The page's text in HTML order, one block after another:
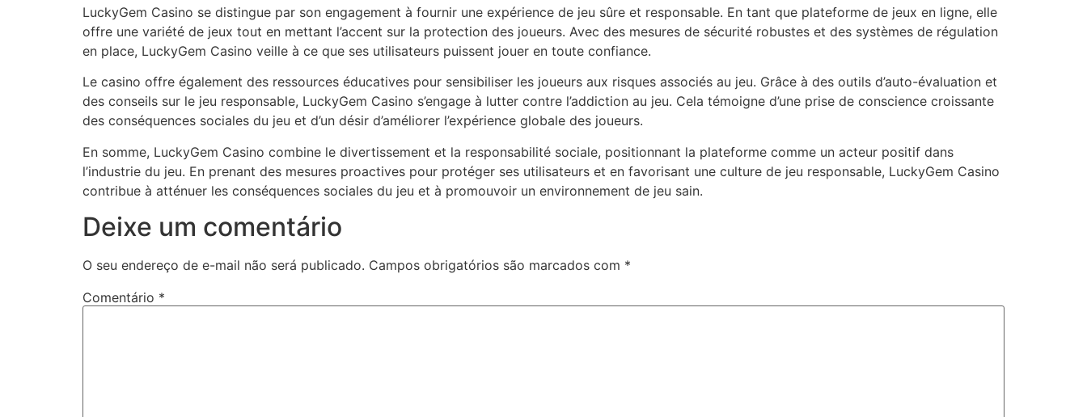
LuckyGem Casino se distingue par son engagement à fournir une expérience de jeu sûre et responsable. En tant que plateforme de jeux en ligne, elle
offre une variété de jeux tout en mettant l’accent sur la protection des joueurs. Avec des mesures de sécurité robustes et des systèmes de régulation
en place, LuckyGem Casino veille à ce que ses utilisateurs puissent jouer en toute confiance.
Le casino offre également des ressources éducatives pour sensibiliser les joueurs aux risques associés au jeu. Grâce à des outils d’auto-évaluation et
des conseils sur le jeu responsable, LuckyGem Casino s’engage à lutter contre l’addiction au jeu. Cela témoigne d’une prise de conscience croissante
des conséquences sociales du jeu et d’un désir d’améliorer l’expérience globale des joueurs.
En somme, LuckyGem Casino combine le divertissement et la responsabilité sociale, positionnant la plateforme comme un acteur positif dans
l’industrie du jeu. En prenant des mesures proactives pour protéger ses utilisateurs et en favorisant une culture de jeu responsable, LuckyGem Casino
contribue à atténuer les conséquences sociales du jeu et à promouvoir un environnement de jeu sain.
Deixe um comentário
O seu endereço de e-mail não será publicado. Campos obrigatórios são marcados com *
Comentário *